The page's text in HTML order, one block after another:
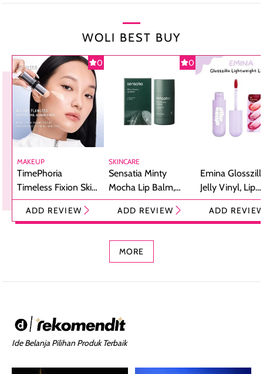
WOLI BEST BUY
0
MAKEUP
TimePhoria
Timeless Fixion Skin
Tint Stick,
Foundation dan
ADD REVIEW
0
SKINCARE
Sensatia Minty
Mocha Lip Balm,
Pelembap Bibir
dengan Aroma
ADD REVIEW
Emina
Jelly Vinyl, Lip
Cream Glossy
Ringan
ADD
MORE
Ide Belanja Pilihan Produk Terbaik